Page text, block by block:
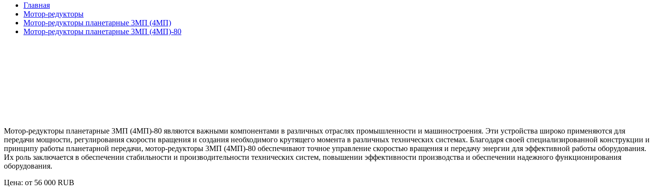
Главная
Мотор-редукторы
Мотор-редукторы планетарные 3МП (4МП)
Мотор-редукторы планетарные 3МП (4МП)-80
Мотор-редукторы планетарные 3МП (4МП)-80 являются важными компонентами в различных отраслях промышленности и машиностроения. Эти устройства широко применяются для
передачи мощности, регулирования скорости вращения и создания необходимого крутящего момента в различных технических системах. Благодаря своей специализированной конструкции и
принципу работы планетарной передачи, мотор-редукторы 3МП (4МП)-80 обеспечивают точное управление скоростью вращения и передачу энергии для эффективной работы оборудования.
Их роль заключается в обеспечении стабильности и производительности технических систем, повышении эффективности производства и обеспечении надежного функционирования
оборудования.
Цена: от 56 000 RUB